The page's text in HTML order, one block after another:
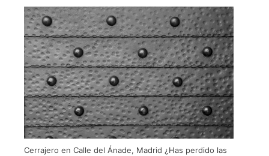
Cerrajero en Calle del Ánade, Madrid ¿Has perdido las